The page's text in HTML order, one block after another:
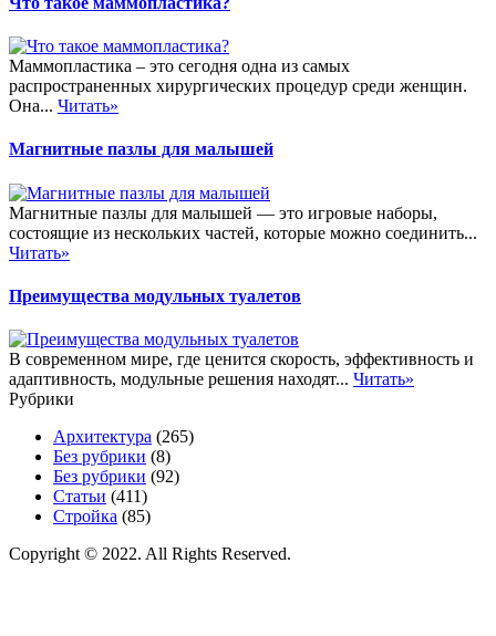
Маммопластика – это сегодня одна из самых
распространенных хирургических процедур среди женщин.
Она... Читать»
Магнитные пазлы для малышей
Магнитные пазлы для малышей — это игровые наборы,
состоящие из нескольких частей, которые можно соединить...
Читать»
Преимущества модульных туалетов
В современном мире, где ценится скорость, эффективность и
адаптивность, модульные решения находят... Читать»
Рубрики
Архитектура (265)
Без рубрики (8)
Без рубрики (92)
Статьи (411)
Стройка (85)
Copyright © 2022. All Rights Reserved.